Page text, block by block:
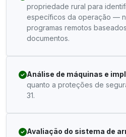
propriedade rural para
específicos da operação —
programas remotos
documentos.
Análise de máquinas e
quanto a proteções de
31.
Avaliação do sistema de